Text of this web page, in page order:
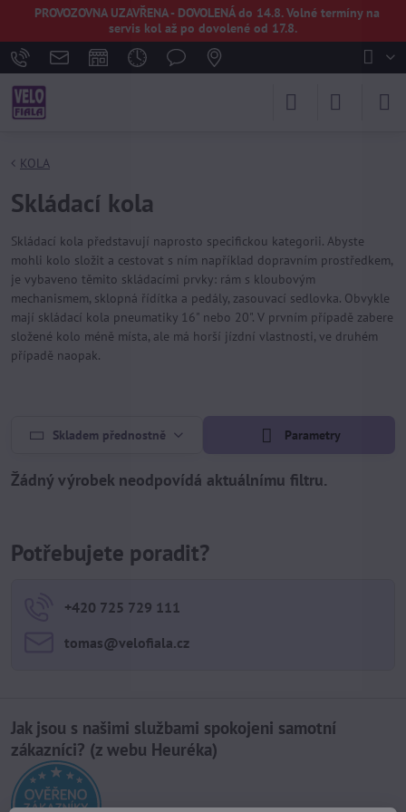
PROVOZOVNA UZAVŘENA - DOVOLENÁ do 14.8. Volné termíny na
servis kol až po dovolené od 17.8.
KOLA
Skládací kola
Skládací kola představují naprosto specifickou kategorii. Abyste
mohli kolo složit a cestovat s ním například dopravním prostředkem,
je vybaveno těmito skládacími prvky: rám s kloubovým
mechanismem, sklopná řídítka a pedály, zasouvací sedlovka. Obvykle
mají skládací kola pneumatiky 16" nebo 20". V prvním případě zabere
složené kolo méně místa, ale má horší jízdní vlastnosti, ve druhém
případě naopak.
Skladem přednostně Parametry
Potřebujete poradit?
+420 725 729 111
tomas​@velofiala​.cz
Jak jsou s našimi službami spokojeni samotní
zákazníci? (z webu Heuréka)